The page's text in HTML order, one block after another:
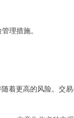
理措施。
着更高的风险。交